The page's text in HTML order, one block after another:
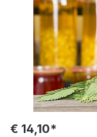
Bildergalerie überspringen
€ 14,10*